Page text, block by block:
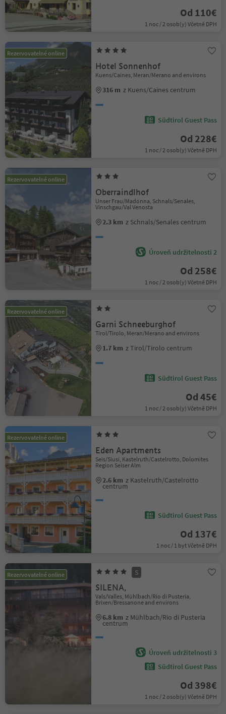
Od 110€
1 noc / 2 osob(y) Včetně DPH
Rezervovatelné online
Hotel Sonnenhof
Kuens/Caines, Meran/Merano and environs
316 m z Kuens/Caines centrum
Südtirol Guest Pass
Od 228€
1 noc / 2 osob(y) Včetně DPH
Rezervovatelné online
Oberraindlhof
Unser Frau/Madonna, Schnals/Senales,
Vinschgau/Val Venosta
2.3 km z Schnals/Senales centrum
Úroveň udržitelnosti 2
Od 258€
1 noc / 2 osob(y) Včetně DPH
Rezervovatelné online
Garni Schneeburghof
Tirol/Tirolo, Meran/Merano and environs
1.7 km z Tirol/Tirolo centrum
Südtirol Guest Pass
Od 45€
1 noc / 2 osob(y) Včetně DPH
Rezervovatelné online
Eden Apartments
Seis/Siusi, Kastelruth/Castelrotto, Dolomites
Region Seiser Alm
2.6 km z Kastelruth/Castelrotto
centrum
Südtirol Guest Pass
Od 137€
1 noc / 1 byt Včetně DPH
Rezervovatelné online S
SILENA,
Vals/Valles, Mühlbach/Rio di Pusteria,
Brixen/Bressanone and environs
6.8 km z Mühlbach/Rio di Pusteria
centrum
Úroveň udržitelnosti 3
Südtirol Guest Pass
Od 398€
1 noc / 2 osob(y) Včetně DPH